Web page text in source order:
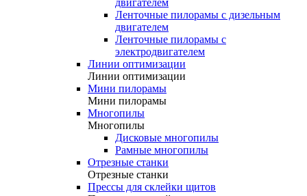
двигателем
Ленточные пилорамы с дизельным
двигателем
Ленточные пилорамы с
электродвигателем
Линии оптимизации
Линии оптимизации
Мини пилорамы
Мини пилорамы
Многопилы
Многопилы
Дисковые многопилы
Рамные многопилы
Отрезные станки
Отрезные станки
Прессы для склейки щитов